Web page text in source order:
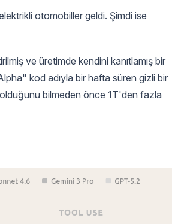
otomobiller geldi. Şimdi ise
ve üretimde kendini kanıtlamış bir
kod adıyla bir hafta süren gizli bir
olduğunu bilmeden önce 1T'den fazla